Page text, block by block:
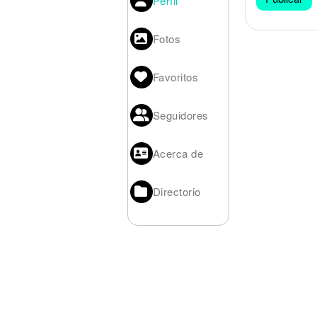
Fotos
Favoritos
Seguidores
Acerca de
Directorio